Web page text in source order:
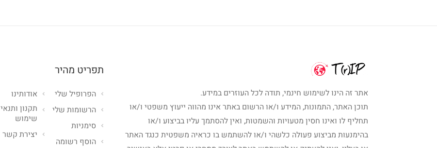
אתר זה הינו לשימוש חינמי, תודה לכל העוזרים במידע.
תוכן האתר, התמונות, המידע ו/או הרשום באתר אינו מהווה ייעוץ משפטי ו/או
תחליף לו ואינו חסין מטעויות והשמטות, ואין להסתמך עליו בביצוע ו/או
בהימנעות מביצוע פעולה כלשהי ו/או להשתמש בו כראיה משפטית כנגד האתר
תפריט מהיר
אודותינו
תקנון ותנאי
שימוש
יצירת קשר
הפרופיל שלי
הרשומות שלי
סימניות
הוסף רשומה